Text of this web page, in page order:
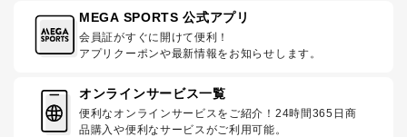
MEGA SPORTS 公式アプリ
会員証がすぐに開けて便利！
アプリクーポンや最新情報をお知らせします。
オンラインサービス一覧
便利なオンラインサービスをご紹介！24時間365日商
品購入や便利なサービスがご利用可能。